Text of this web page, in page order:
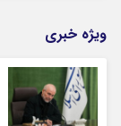
ویژه خبری